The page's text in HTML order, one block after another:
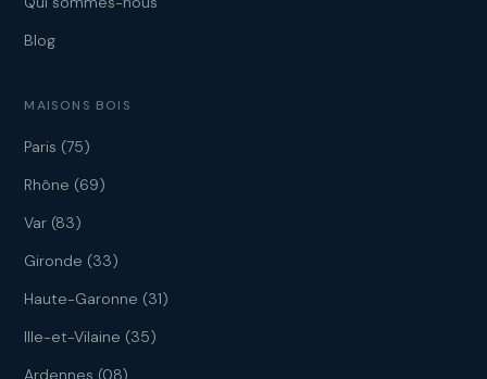
Blog
MAISONS BOIS
Paris (75)
Rhône (69)
Var (83)
Gironde (33)
Haute-Garonne (31)
Ille-et-Vilaine (35)
Ardennes (08)